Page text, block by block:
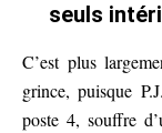
seuls
C’est plus
grince, puisque
poste 4, souffre